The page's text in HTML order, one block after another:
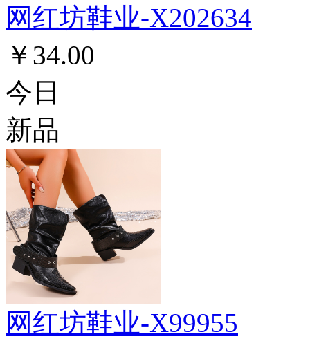
网红坊鞋业-X202634
￥34.00
今日
新品
网红坊鞋业-X99955